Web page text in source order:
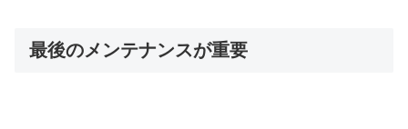
最後のメンテナンスが重要